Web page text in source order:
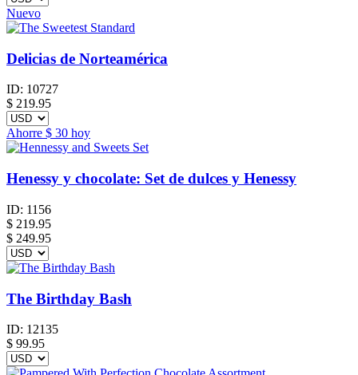
Nuevo
Delicias de Norteamérica
ID: 10727
$ 219.95
Ahorre $ 30 hoy
Henessy y chocolate: Set de dulces y Henessy
ID: 1156
$ 219.95
$ 249.95
The Birthday Bash
ID: 12135
$ 99.95